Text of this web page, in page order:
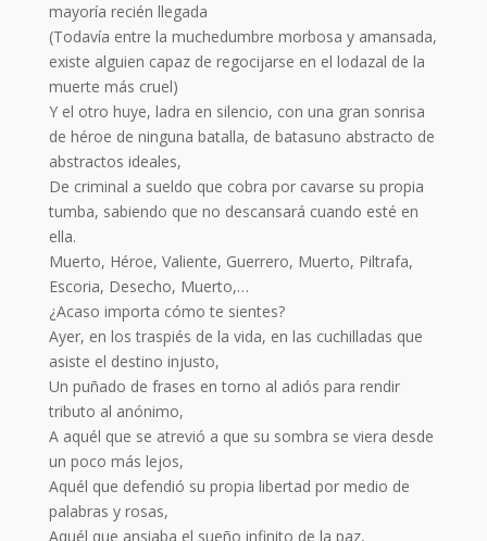
mayoría recién llegada
(Todavía entre la muchedumbre morbosa y amansada,
existe alguien capaz de regocijarse en el lodazal de la
muerte más cruel)
Y el otro huye, ladra en silencio, con una gran sonrisa
de héroe de ninguna batalla, de batasuno abstracto de
abstractos ideales,
De criminal a sueldo que cobra por cavarse su propia
tumba, sabiendo que no descansará cuando esté en
ella.
Muerto, Héroe, Valiente, Guerrero, Muerto, Piltrafa,
Escoria, Desecho, Muerto,…
¿Acaso importa cómo te sientes?
Ayer, en los traspiés de la vida, en las cuchilladas que
asiste el destino injusto,
Un puñado de frases en torno al adiós para rendir
tributo al anónimo,
A aquél que se atrevió a que su sombra se viera desde
un poco más lejos,
Aquél que defendió su propia libertad por medio de
palabras y rosas,
Aquél que ansiaba el sueño infinito de la paz,